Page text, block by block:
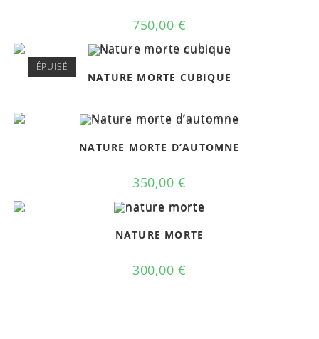
750,00€
ÉPUISÉ
NATURE MORTE CUBIQUE
NATURE MORTE D’AUTOMNE
350,00€
NATURE MORTE
300,00€